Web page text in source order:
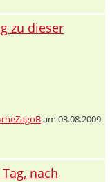
zu dieser
am 03.08.2009
nach